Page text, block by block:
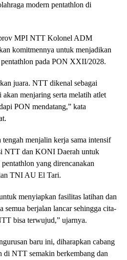
modern pentathlon di
MPI NTT Kolonel ADM
komitmennya untuk menjadikan
pada PON XXII/2028.
juara. NTT dikenal sebagai
menjaring serta melatih atlet
PON mendatang,” kata
menjalin kerja sama intensif
NTT dan KONI Daerah untuk
yang direncanakan
TNI AU El Tari.
menyiapkan fasilitas latihan dan
semua berjalan lancar sehingga cita-
bisa terwujud,” ujarnya.
baru ini, diharapkan cabang
di NTT semakin berkembang dan